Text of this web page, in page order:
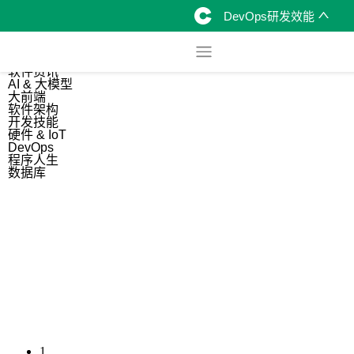
DevOps研发效能
软件资讯
AI & 大模型
大前端
软件架构
开发技能
硬件 & IoT
DevOps
程序人生
数据库
1